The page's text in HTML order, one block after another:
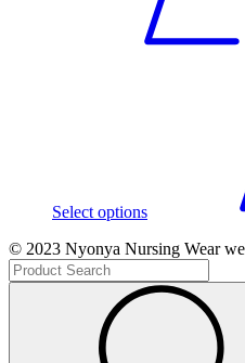
Select options
© 2023 Nyonya Nursing Wear